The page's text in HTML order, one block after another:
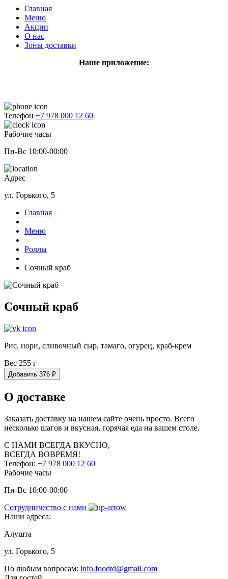
Главная
Меню
Акции
О нас
Зоны доставки
Наше приложение:
Телефон +7 978 000 12 60
Рабочие часы
Пн-Вс 10:00-00:00
Адрес
ул. Горького, 5
Главная
Меню
Роллы
Сочный краб
Сочный краб
Рис, нори, сливочный сыр, тамаго, огурец, краб-крем
Вес 255 г
Добавить 376 ₽
О доставке
Заказать доставку на нашем сайте очень просто. Всего
несколько шагов и вкусная, горячая еда на вашем столе.
С НАМИ ВСЕГДА ВКУСНО,
ВСЕГДА ВОВРЕМЯ!
Телефон: +7 978 000 12 60
Рабочие часы
Пн-Вс 10:00-00:00
Сотрудничество с нами
Наши адреса:
Алушта
ул. Горького, 5
По любым вопросам: info.foodtd@gmail.com